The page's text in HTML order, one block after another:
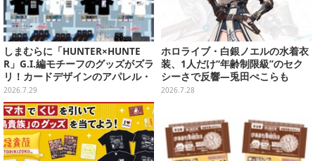
しまむらに「HUNTER×HUNTE
R」G.I.編モチーフのグッズがズラ
リ！カードデザインのアパレル・
雑貨、ゴレイヌの「オレが3人分
になる…」も
2026.7.29
ホロライブ・白銀ノエルの水着衣
装、1人だけ“年齢制限級”のセク
シーさで反響―兎田ぺこらも
「こ、こんなことが許されていい
2026.7.28